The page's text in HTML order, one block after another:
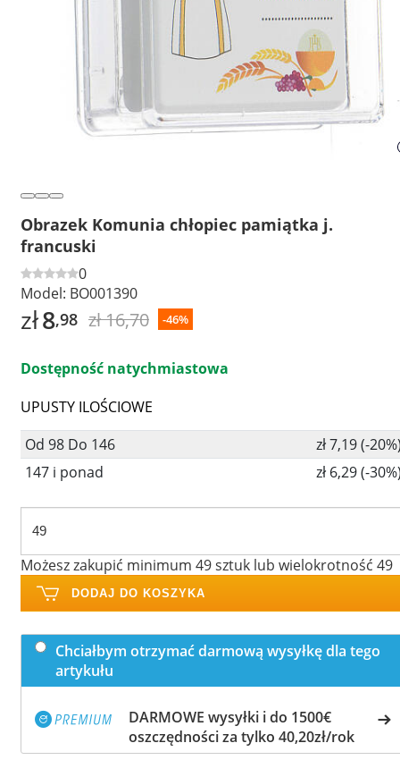
Obrazek Komunia chłopiec pamiątka j.
francuski
0
Model: BO001390
zł8,98 zł 16,70 -46%
Dostępność natychmiastowa
UPUSTY ILOŚCIOWE
Od 98 Do 146
zł 7,19 (-
147 i ponad
zł 6,29 (-
Możesz zakupić minimum 49 sztuk lub wielokrotność 49
DODAJ DO KOSZYKA
Chciałbym otrzymać darmową wysyłkę dla tego
artykułu
DARMOWE wysyłki i do 1500€
oszczędności za tylko 40,20zł/rok